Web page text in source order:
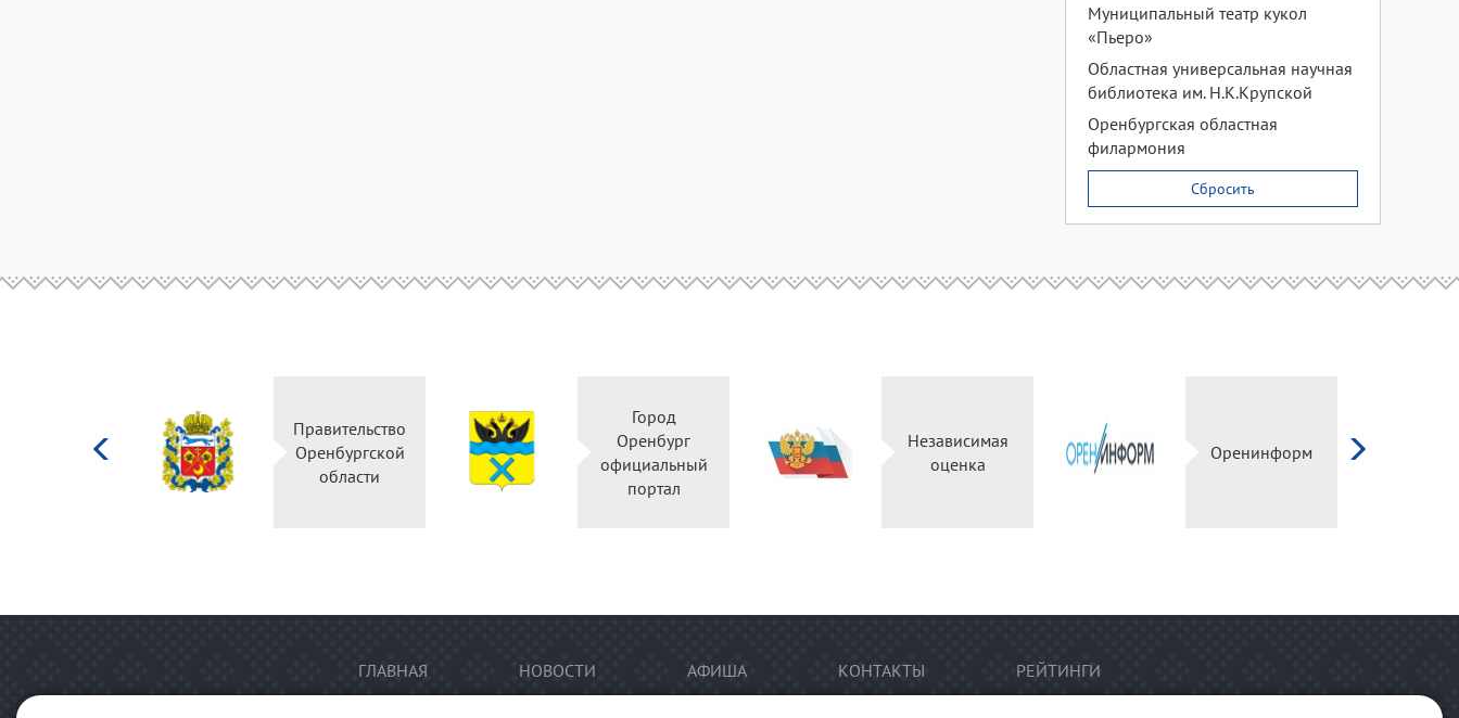
Муниципальный театр кукол
«Пьеро»
Областная универсальная научная
библиотека им. Н.К.Крупской
Оренбургская областная
филармония
Сбросить
Правительство
Оренбургской
области
Город
Оренбург
официальный
портал
Независимая
оценка
Оренинформ
ГЛАВНАЯ НОВОСТИ АФИША КОНТАКТЫ РЕЙТИНГИ